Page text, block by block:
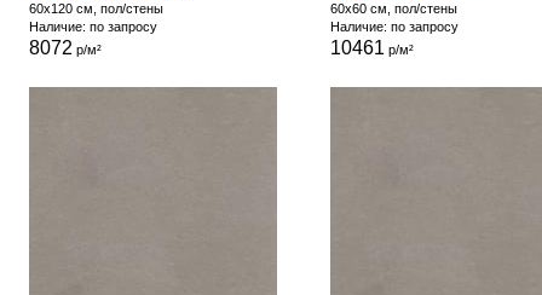
60x120 см, пол/стены
Наличие: по запросу
8072 р/м²
60x60 см, пол/стены
Наличие: по запросу
10461 р/м²